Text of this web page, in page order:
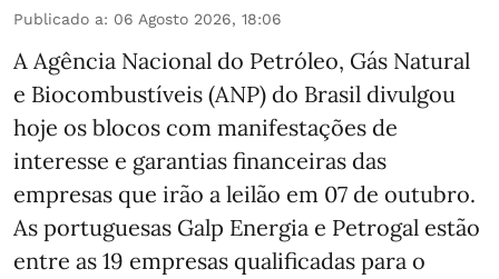
Publicado a: 06 Agosto 2026, 18:06
A Agência Nacional do Petróleo, Gás Natural
e Biocombustíveis (ANP) do Brasil divulgou
hoje os blocos com manifestações de
interesse e garantias financeiras das
empresas que irão a leilão em 07 de outubro.
As portuguesas Galp Energia e Petrogal estão
entre as 19 empresas qualificadas para o